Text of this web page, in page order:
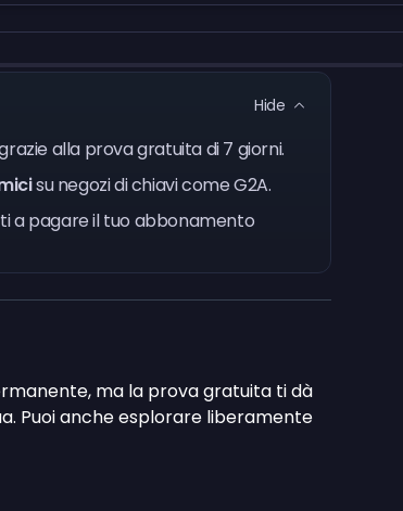
Hide
alla prova gratuita di 7 giorni.
su negozi di chiavi come G2A.
a pagare il tuo abbonamento
ma la prova gratuita ti dà
Puoi anche esplorare liberamente